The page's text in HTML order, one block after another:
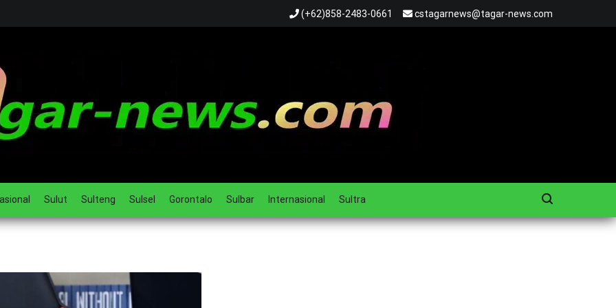
(+62)858-2483-0661 cstagarnews@tagar-news.com
Sulut Sulteng Sulsel Gorontalo Sulbar Internasional Sultra